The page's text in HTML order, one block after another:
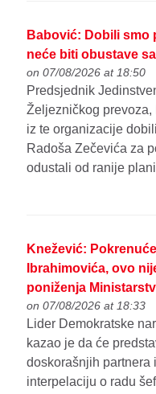
Babović: Dobili smo
neće biti obustave
on 07/08/2026 at 18:50
Predsjednik
Željezničkog
iz te organizacije
Radoša Zečevića za
odustali od ranije
Knežević:
Ibrahimovića, ovo
poniženja
on 07/08/2026 at 18:33
Lider Demokratske
kazao je da će
doskorašnjih partnera
interpelaciju o radu